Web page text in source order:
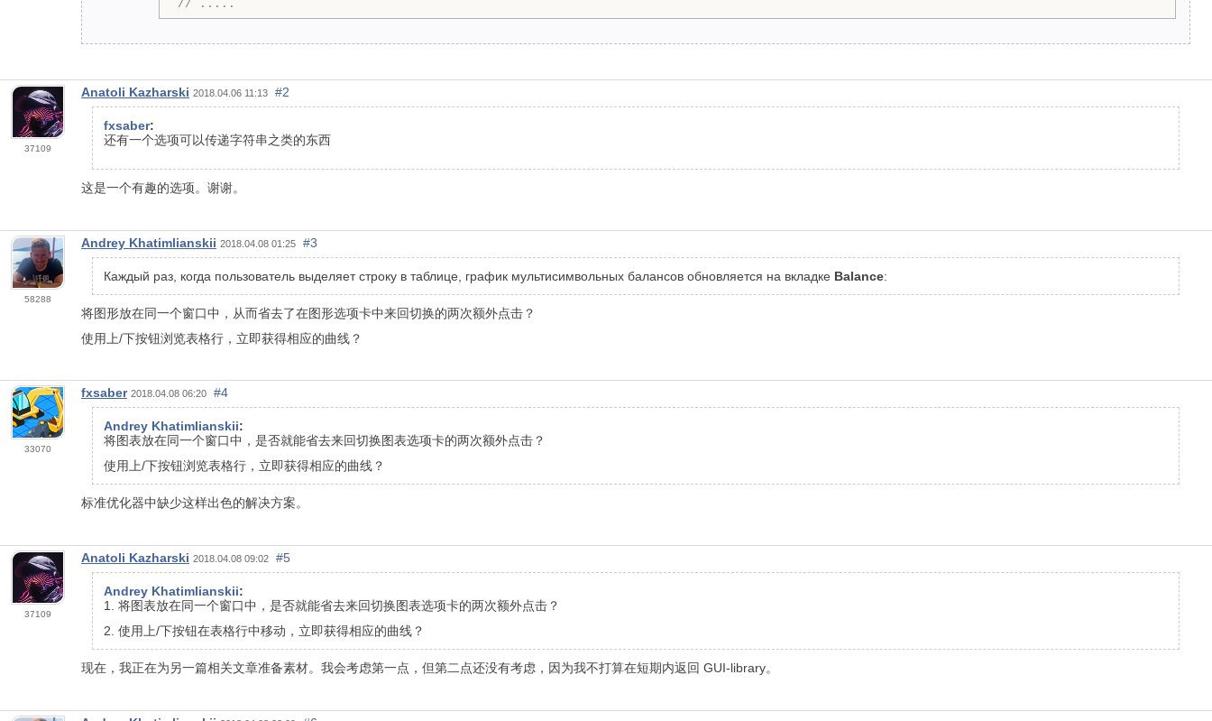
// .....
37109
Anatoli Kazharski 2018.04.06 11:13 #2
fxsaber:
还有一个选项可以传递字符串之类的东西
这是一个有趣的选项。谢谢。
58288
Andrey Khatimlianskii 2018.04.08 01:25 #3
Каждый раз, когда пользователь выделяет строку в таблице, график мультисимвольных балансов обновляется на вкладке Balance:
将图形放在同一个窗口中，从而省去了在图形选项卡中来回切换的两次额外点击？
使用上/下按钮浏览表格行，立即获得相应的曲线？
33070
fxsaber 2018.04.08 06:20 #4
Andrey Khatimlianskii:
将图表放在同一个窗口中，是否就能省去来回切换图表选项卡的两次额外点击？
使用上/下按钮浏览表格行，立即获得相应的曲线？
标准优化器中缺少这样出色的解决方案。
37109
Anatoli Kazharski 2018.04.08 09:02 #5
Andrey Khatimlianskii:
1. 将图表放在同一个窗口中，是否就能省去来回切换图表选项卡的两次额外点击？
2. 使用上/下按钮在表格行中移动，立即获得相应的曲线？
现在，我正在为另一篇相关文章准备素材。我会考虑第一点，但第二点还没有考虑，因为我不打算在短期内返回 GUI-library。